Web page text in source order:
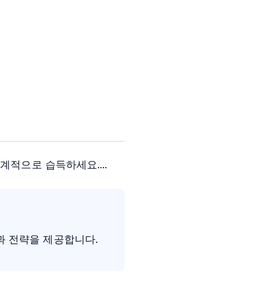
적으로 습득하세요....
전략을 제공합니다.